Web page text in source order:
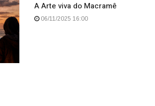
A Arte viva do Macramê
06/11/2025 16:00